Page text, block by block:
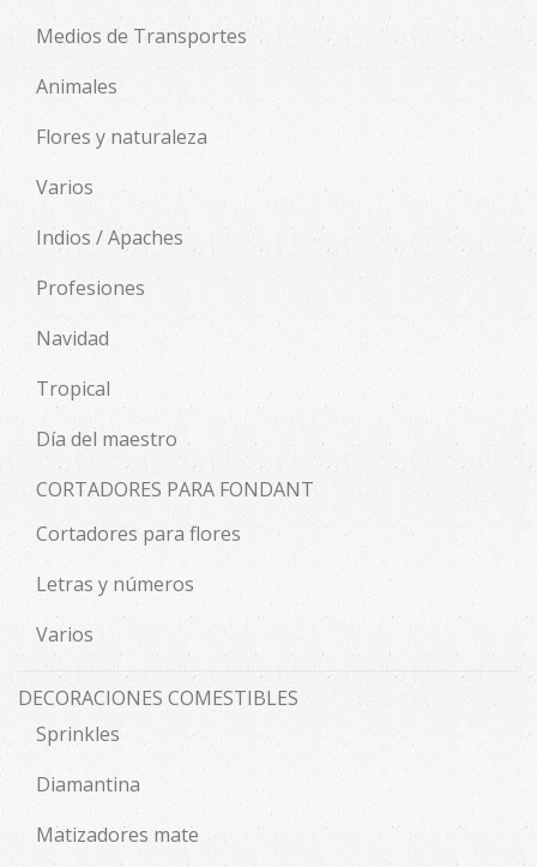
Medios de Transportes
Animales
Flores y naturaleza
Varios
Indios / Apaches
Profesiones
Navidad
Tropical
Día del maestro
CORTADORES PARA FONDANT
Cortadores para flores
Letras y números
Varios
DECORACIONES COMESTIBLES
Sprinkles
Diamantina
Matizadores mate